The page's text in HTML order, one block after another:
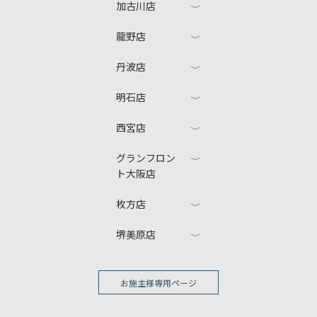
加古川店
龍野店
丹波店
明石店
西宮店
グランフロン
ト大阪店
枚方店
堺美原店
お施主様専用ページ